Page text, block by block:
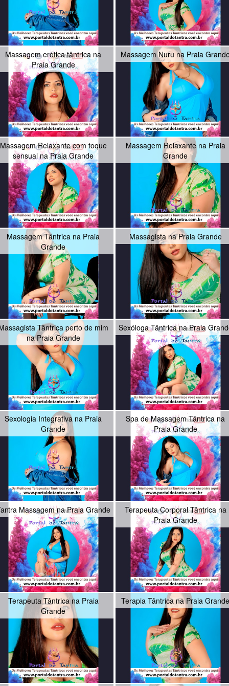
Massagem erótica tântrica na
Praia Grande
Massagem Nuru na Praia
Massagem Relaxante com toque
sensual na Praia Grande
Massagem Relaxante na Praia
Grande
Massagem Tântrica na Praia
Grande
Massagista na Praia Grande
Tântrica perto de mim
na Praia Grande
Sexóloga Tântrica na Praia
Sexologia Integrativa na Praia
Grande
Spa de Massagem Tântrica na
Praia Grande
Massagem na Praia Grande
Terapeuta Corporal Tântrica na
Praia Grande
Terapeuta Tântrica na Praia
Grande
Terapia Tântrica na Praia